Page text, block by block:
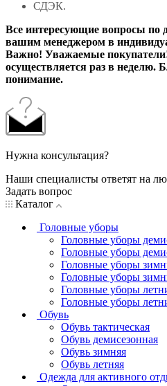
СДЭК.
Все интересующие вопросы по
вашим менеджером в
Важно! Уважаемые
осуществляется раз в неделю.
понимание.
Нужна консультация?
Наши специалисты ответят на
Задать вопрос
Каталог
Головные уборы
Головные уборы
Головные уборы
Головные уборы
Головные уборы
Головные уборы
Головные уборы
Обувь
Обувь тактическая
Обувь демисезонная
Обувь зимняя
Обувь летняя
Одежда для активного